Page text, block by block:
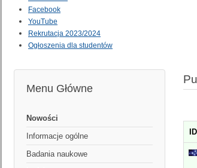
Facebook
YouTube
Rekrutacja 2023/2024
Ogłoszenia dla studentów
Menu Główne
Nowości
Informacje ogólne
Badania naukowe
ID